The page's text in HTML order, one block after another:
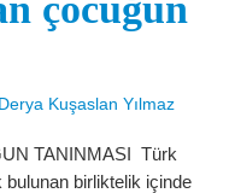
çocuğun
Kuşaslan Yılmaz
TANINMASI Türk
birliktelik içinde